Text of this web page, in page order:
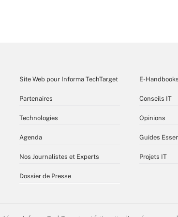
Site Web pour Informa TechTarget
Partenaires
Technologies
Agenda
Nos Journalistes et Experts
Dossier de Presse
E-Handbooks
Conseils IT
Opinions
Guides
Projets IT